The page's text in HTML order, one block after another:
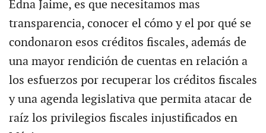
Edna Jaime, es que necesitamos mas
transparencia, conocer el cómo y el por qué se
condonaron esos créditos fiscales, además de
una mayor rendición de cuentas en relación a
los esfuerzos por recuperar los créditos fiscales
y una agenda legislativa que permita atacar de
raíz los privilegios fiscales injustificados en